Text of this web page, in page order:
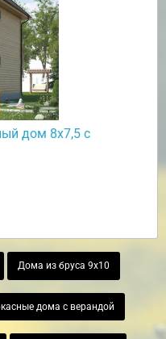
дом 8х7,5 с
Дома из бруса 9х10
дома с верандой